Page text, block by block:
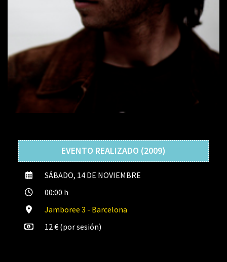
EVENTO REALIZADO (2009)
SÁBADO, 14 DE NOVIEMBRE
00:00 h
Jamboree 3 - Barcelona
12 € (por sesión)